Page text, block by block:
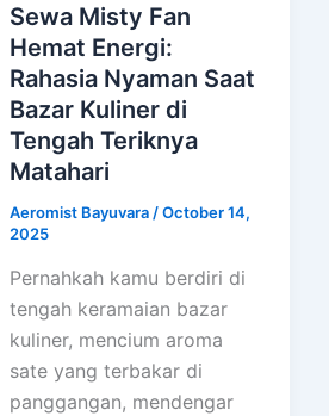
Sewa Misty Fan
Hemat Energi:
Rahasia Nyaman Saat
Bazar Kuliner di
Tengah Teriknya
Matahari
Aeromist Bayuvara /October 14,
2025
Pernahkah kamu berdiri di
tengah keramaian bazar
kuliner, mencium aroma
sate yang terbakar di
panggangan, mendengar